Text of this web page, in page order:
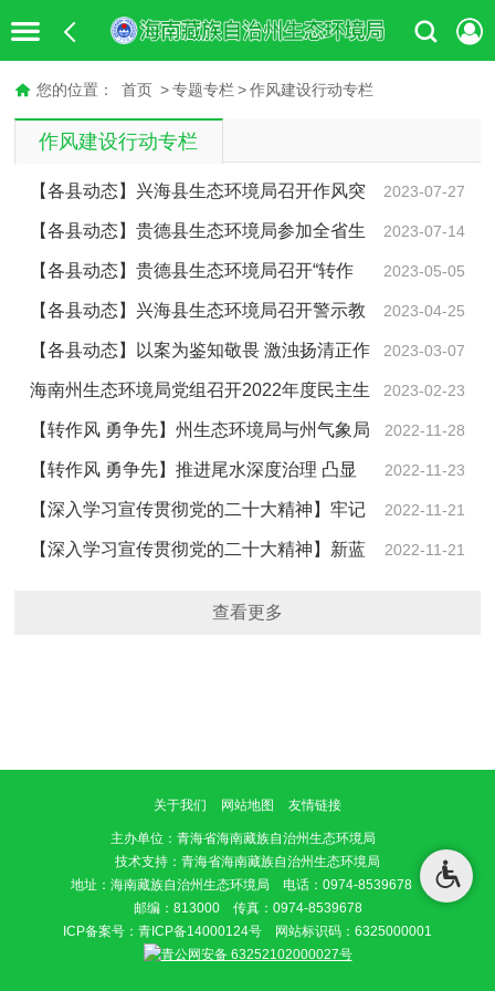
您的位置： 首页 > 专题专栏 > 作风建设行动专栏
作风建设行动专栏
2023-07-27
【各县动态】兴海县生态环境局召开作风突
出问题专项整治动员部署会 2023-07-14
【各县动态】贵德县生态环境局参加全省生
态环境系统作风突出问题专项整治动员部署工作视频会
议
2023-05-05
【各县动态】贵德县生态环境局召开“转作
风、强本领、重实干、勇担当”专项行动部署会2023-04-25
【各县动态】兴海县生态环境局召开警示教
育大会暨“转作风、强本领、重实干、勇担当”专项行动部
署会议
2023-03-07
【各县动态】以案为鉴知敬畏 激浊扬清正作
风--贵德县生态环境局组织观看《问“剑”破局》警示教育
片
2023-02-23
海南州生态环境局党组召开2022年度民主生
活会 2022-11-28
【转作风 勇争先】州生态环境局与州气象局
签订共同推进海南气候变化工作战略合作协议 2022-11-23
【转作风 勇争先】推进尾水深度治理 凸显
流域治理成效----州县生态环境局全力打造污水处理厂尾
水湿地净化…
2022-11-21
【深入学习宣传贯彻党的二十大精神】牢记
党员初心 守护生态福祉----海南州生态环境局党支部推动
2022-11-21
【深入学习宣传贯彻党的二十大精神】新蓝
查看更多
关于我们 网站地图 友情链接
主办单位 ：青海省海南藏族自治州生态环境局
技术支持：青海省海南藏族自治州生态环境局
地址：海南藏族自治州生态环境局 电话：0974-8539678
邮编：813000 传真：0974-8539678
ICP备案号： 青ICP备14000124号 网站标识码：6325000001
青公网安备 63252102000027号